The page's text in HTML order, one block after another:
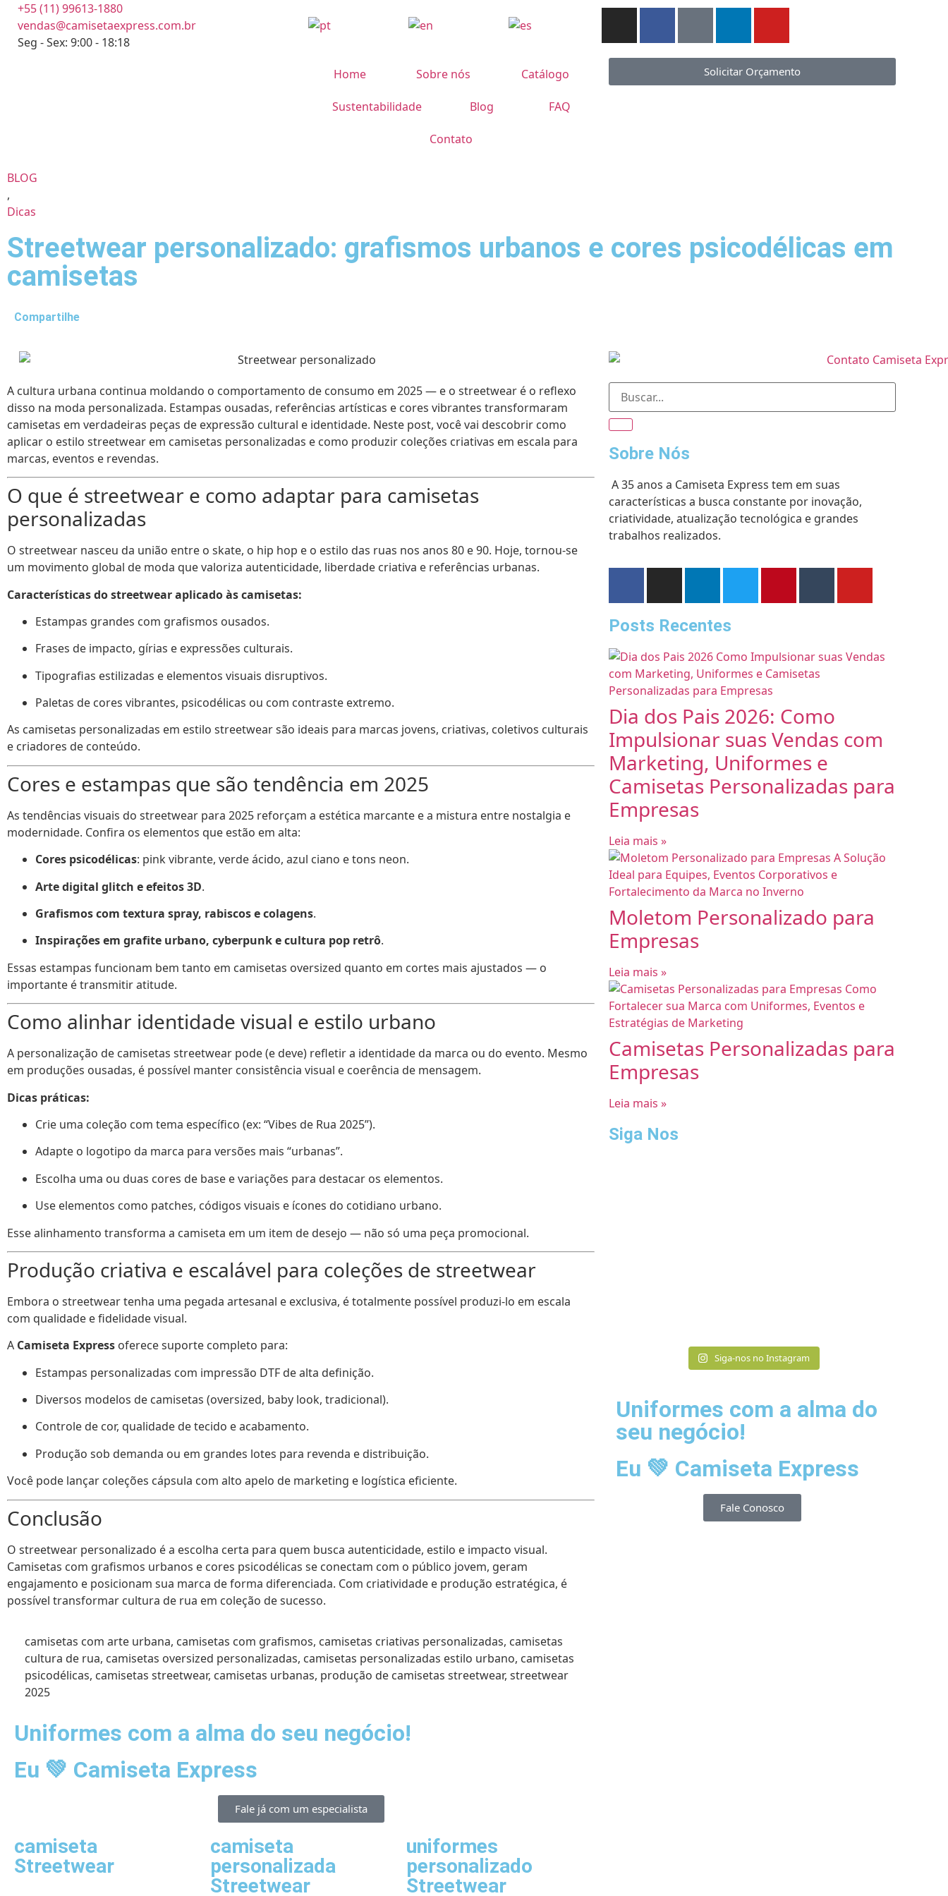
+55 (11) 99613-1880
vendas@camisetaexpress.com.br
Seg - Sex: 9:00 - 18:18
Home Sobre nós Catálogo
Sustentabilidade Blog FAQ
Contato
Solicitar Orçamento
BLOG
,
Dicas
Streetwear personalizado: grafismos urbanos e cores psicodélicas em
camisetas
Compartilhe
A cultura urbana continua moldando o comportamento de consumo em 2025 — e o streetwear é o reflexo
disso na moda personalizada. Estampas ousadas, referências artísticas e cores vibrantes transformaram
camisetas em verdadeiras peças de expressão cultural e identidade. Neste post, você vai descobrir como
aplicar o estilo streetwear em camisetas personalizadas e como produzir coleções criativas em escala para
marcas, eventos e revendas.
O que é streetwear e como adaptar para camisetas
personalizadas
O streetwear nasceu da união entre o skate, o hip hop e o estilo das ruas nos anos 80 e 90. Hoje, tornou-se
um movimento global de moda que valoriza autenticidade, liberdade criativa e referências urbanas.
Características do streetwear aplicado às camisetas:
Estampas grandes com grafismos ousados.
Frases de impacto, gírias e expressões culturais.
Tipografias estilizadas e elementos visuais disruptivos.
Paletas de cores vibrantes, psicodélicas ou com contraste extremo.
As camisetas personalizadas em estilo streetwear são ideais para marcas jovens, criativas, coletivos culturais
e criadores de conteúdo.
Cores e estampas que são tendência em 2025
As tendências visuais do streetwear para 2025 reforçam a estética marcante e a mistura entre nostalgia e
modernidade. Confira os elementos que estão em alta:
Cores psicodélicas: pink vibrante, verde ácido, azul ciano e tons neon.
Arte digital glitch e efeitos 3D.
Grafismos com textura spray, rabiscos e colagens.
Inspirações em grafite urbano, cyberpunk e cultura pop retrô.
Essas estampas funcionam bem tanto em camisetas oversized quanto em cortes mais ajustados — o
importante é transmitir atitude.
Como alinhar identidade visual e estilo urbano
A personalização de camisetas streetwear pode (e deve) refletir a identidade da marca ou do evento. Mesmo
em produções ousadas, é possível manter consistência visual e coerência de mensagem.
Dicas práticas:
Crie uma coleção com tema específico (ex: “Vibes de Rua 2025”).
Adapte o logotipo da marca para versões mais “urbanas”.
Escolha uma ou duas cores de base e variações para destacar os elementos.
Use elementos como patches, códigos visuais e ícones do cotidiano urbano.
Esse alinhamento transforma a camiseta em um item de desejo — não só uma peça promocional.
Produção criativa e escalável para coleções de streetwear
Embora o streetwear tenha uma pegada artesanal e exclusiva, é totalmente possível produzi-lo em escala
com qualidade e fidelidade visual.
A Camiseta Express oferece suporte completo para:
Estampas personalizadas com impressão DTF de alta definição.
Diversos modelos de camisetas (oversized, baby look, tradicional).
Controle de cor, qualidade de tecido e acabamento.
Produção sob demanda ou em grandes lotes para revenda e distribuição.
Você pode lançar coleções cápsula com alto apelo de marketing e logística eficiente.
Conclusão
O streetwear personalizado é a escolha certa para quem busca autenticidade, estilo e impacto visual.
Camisetas com grafismos urbanos e cores psicodélicas se conectam com o público jovem, geram
engajamento e posicionam sua marca de forma diferenciada. Com criatividade e produção estratégica, é
possível transformar cultura de rua em coleção de sucesso.
camisetas com arte urbana, camisetas com grafismos, camisetas criativas personalizadas, camisetas
cultura de rua, camisetas oversized personalizadas, camisetas personalizadas estilo urbano, camisetas
psicodélicas, camisetas streetwear, camisetas urbanas, produção de camisetas streetwear, streetwear
2025
Uniformes com a alma do seu negócio!​
Eu 💚 Camiseta Express
Fale já com um especialista
camiseta
Streetwear
camiseta
personalizada
Streetwear
uniformes
personalizado
Streetwear
Sobre Nós
A 35 anos a Camiseta Express tem em suas
características a busca constante por inovação,
criatividade, atualização tecnológica e grandes
trabalhos realizados.
Posts Recentes
Dia dos Pais 2026: Como
Impulsionar suas Vendas com
Marketing, Uniformes e
Camisetas Personalizadas para
Empresas
Leia mais »
Moletom Personalizado para
Empresas
Leia mais »
Camisetas Personalizadas para
Empresas
Leia mais »
Siga Nos
Siga-nos no Instagram
Uniformes com a alma do
seu negócio!​
Eu 💚 Camiseta Express
Fale Conosco